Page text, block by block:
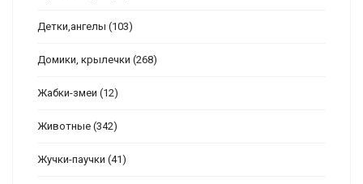
Детки,ангелы (103)
Домики, крылечки (268)
Жабки-змеи (12)
Животные (342)
Жучки-паучки (41)